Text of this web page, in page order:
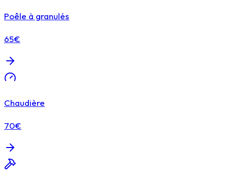
Poêle à granulés
65€
Chaudière
70€